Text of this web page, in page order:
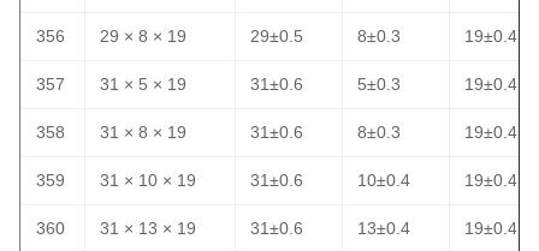
356 29 × 8 × 19 29±0.5 8±0.3 19±0.4
357 31 × 5 × 19 31±0.6 5±0.3 19±0.4
358 31 × 8 × 19 31±0.6 8±0.3 19±0.4
359 31 × 10 × 19 31±0.6 10±0.4 19±0.4
360 31 × 13 × 19 31±0.6 13±0.4 19±0.4